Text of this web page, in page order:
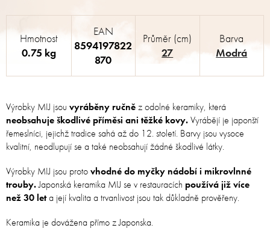
Výrobky MIJ jsou vyráběny ručněz odolné keramiky, která
neobsahuje škodlivé příměsi ani těžké kovy.Vyrábějí je japonští
řemeslníci, jejichž tradice sahá až do 12. století. Barvy jsou vysoce
kvalitní, neodlupují se a také neobsahují žádné škodlivé látky.
Výrobky MIJ jsou protovhodné do myčky nádobí i mikrovlnné
trouby.Japonská keramika MIJ se v restauracích používá již více
než 30 leta její kvalita a trvanlivost jsou tak důkladně prověřeny.
Keramika je dovážena přímo z Japonska.
Hmotnost
0.75 kg
EAN
8594197822
870
Průměr (cm)
27
Barva
Modrá